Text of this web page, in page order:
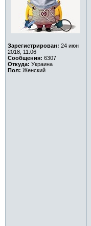
Зарегистрирован: 24 июн
2018, 11:06
Сообщения: 6307
Откуда: Украина
Пол: Женский